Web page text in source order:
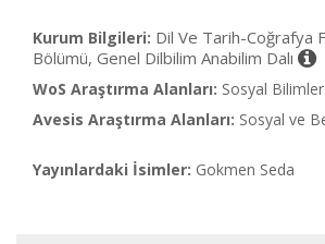
Kurum Bilgileri: Dil Ve Tarih-Coğrafya
Bölümü, Genel Dilbilim Anabilim Dalı
WoS Araştırma Alanları: Sosyal
Avesis Araştırma Alanları: Sosyal ve
Yayınlardaki İsimler: Gokmen Seda